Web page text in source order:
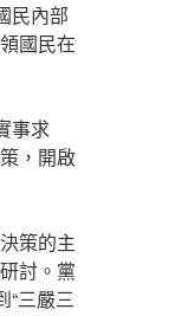
民內部
國民在
事求
，開啟
策的主
討。黨
“三嚴三